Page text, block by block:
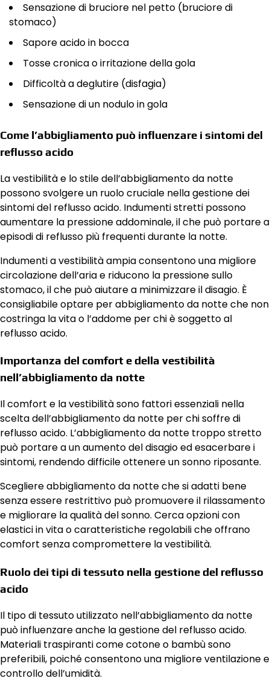
Sensazione di bruciore nel petto (bruciore di
stomaco)
Sapore acido in bocca
Tosse cronica o irritazione della gola
Difficoltà a deglutire (disfagia)
Sensazione di un nodulo in gola
Come l’abbigliamento può influenzare i sintomi del
reflusso acido
La vestibilità e lo stile dell’abbigliamento da notte
possono svolgere un ruolo cruciale nella gestione dei
sintomi del reflusso acido. Indumenti stretti possono
aumentare la pressione addominale, il che può portare a
episodi di reflusso più frequenti durante la notte.
Indumenti a vestibilità ampia consentono una migliore
circolazione dell’aria e riducono la pressione sullo
stomaco, il che può aiutare a minimizzare il disagio. È
consigliabile optare per abbigliamento da notte che non
costringa la vita o l’addome per chi è soggetto al
reflusso acido.
Importanza del comfort e della vestibilità
nell’abbigliamento da notte
Il comfort e la vestibilità sono fattori essenziali nella
scelta dell’abbigliamento da notte per chi soffre di
reflusso acido. L’abbigliamento da notte troppo stretto
può portare a un aumento del disagio ed esacerbare i
sintomi, rendendo difficile ottenere un sonno riposante.
Scegliere abbigliamento da notte che si adatti bene
senza essere restrittivo può promuovere il rilassamento
e migliorare la qualità del sonno. Cerca opzioni con
elastici in vita o caratteristiche regolabili che offrano
comfort senza compromettere la vestibilità.
Ruolo dei tipi di tessuto nella gestione del reflusso
acido
Il tipo di tessuto utilizzato nell’abbigliamento da notte
può influenzare anche la gestione del reflusso acido.
Materiali traspiranti come cotone o bambù sono
preferibili, poiché consentono una migliore ventilazione e
controllo dell’umidità.